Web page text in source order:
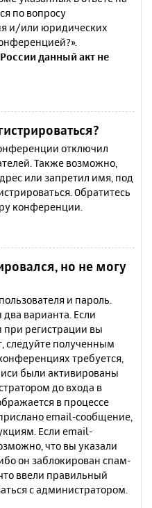
по вопросу
и/или юридических
данный акт не
отключил
Также возможно,
или запретил имя, под
Обратитесь
конференции.
но не могу
и пароль.
варианта. Если
при регистрации вы
следуйте полученным
требуется,
были активированы
до входа в
в процессе
email-сообщение,
Если email-
что вы указали
он заблокирован спам-
ввели правильный
с администратором.